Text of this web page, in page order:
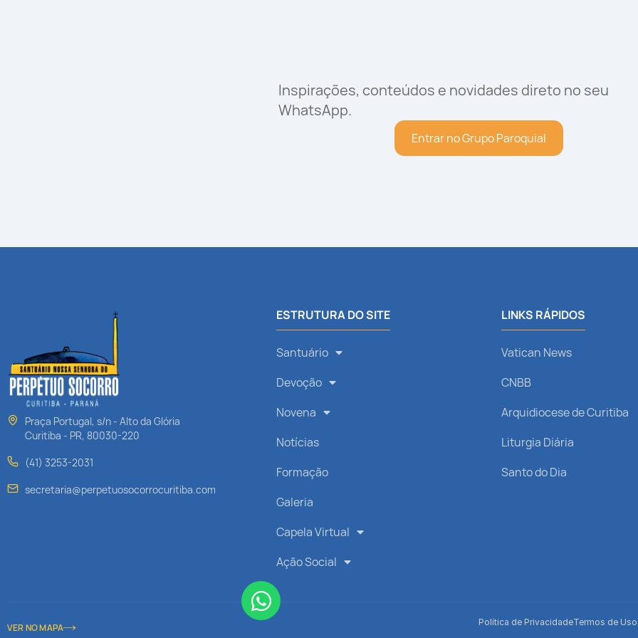
Inspirações, conteúdos e novidades direto no seu
WhatsApp.
Entrar no Grupo Paroquial
Praça Portugal, s/n - Alto da Glória
Curitiba - PR, 80030-220
(41) 3253-2031
secretaria@perpetuosocorrocuritiba.com
ESTRUTURA DO SITE
Santuário
Devoção
Novena
Notícias
Formação
Galeria
Capela Virtual
Ação Social
LINKS RÁPIDOS
Vatican News
CNBB
Arquidiocese de Curitiba
Liturgia Diária
Santo do Dia
VER NO MAPA Política de PrivacidadeTermos de Uso